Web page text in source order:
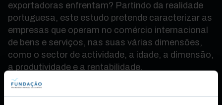
exportadoras enfrentam? Partindo da realidade
portuguesa, este estudo pretende caracterizar as
empresas que operam no comércio internacional
de bens e serviços, nas suas várias dimensões,
como o sector de actividade, a idade, a dimensão,
a produtividade e a rentabilidade.
Joana Silva (professora na Católica Lisbon
School of Business & Economics) e Rui Paiva